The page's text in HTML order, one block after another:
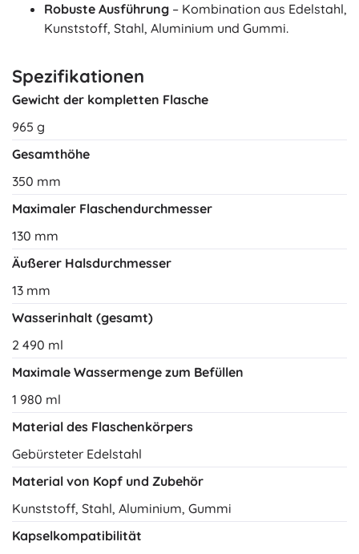
Robuste Ausführung – Kombination aus Edelstahl,
Kunststoff, Stahl, Aluminium und Gummi.
Spezifikationen
Gewicht der kompletten Flasche
965 g
Gesamthöhe
350 mm
Maximaler Flaschendurchmesser
130 mm
Äußerer Halsdurchmesser
13 mm
Wasserinhalt (gesamt)
2 490 ml
Maximale Wassermenge zum Befüllen
1 980 ml
Material des Flaschenkörpers
Gebürsteter Edelstahl
Material von Kopf und Zubehör
Kunststoff, Stahl, Aluminium, Gummi
Kapselkompatibilität